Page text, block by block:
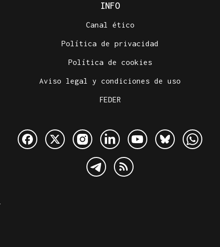
INFO
Canal ético
Política de privacidad
Política de cookies
Aviso legal y condiciones de uso
FEDER